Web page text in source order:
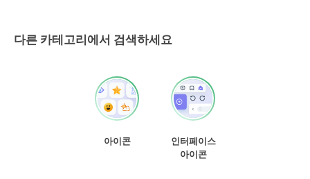
다른 카테고리에서 검색하세요
아이콘
인터페이스
아이콘